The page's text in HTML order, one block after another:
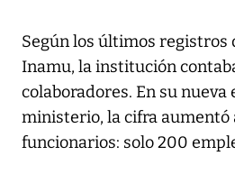
Según los últimos registros
Inamu, la institución
colaboradores. En su
ministerio, la cifra aumentó
funcionarios: solo 200